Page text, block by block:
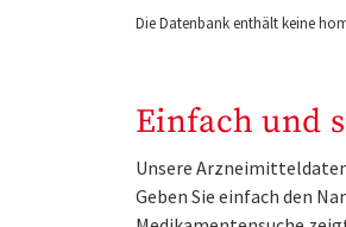
Die Datenbank enthält keine
Einfach und
Unsere
Geben Sie einfach den